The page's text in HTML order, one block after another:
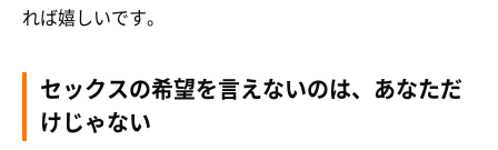
れば嬉しいです。
セックスの希望を言えないのは、あなただ
けじゃない